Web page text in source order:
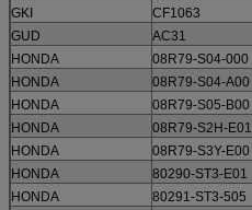
GKI
CF1063
GUD
AC31
HONDA
08R79-S04-000
HONDA
08R79-S04-A00
HONDA
08R79-S05-B00
HONDA
08R79-S2H-E01
HONDA
08R79-S3Y-E00
HONDA
80290-ST3-E01
HONDA
80291-ST3-505